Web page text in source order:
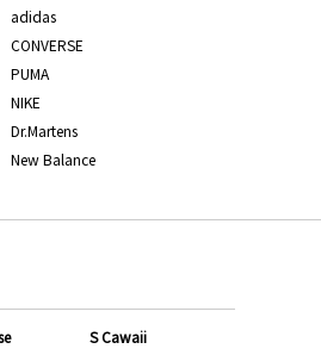
adidas
CONVERSE
PUMA
NIKE
Dr.Martens
New Balance
S Cawaii